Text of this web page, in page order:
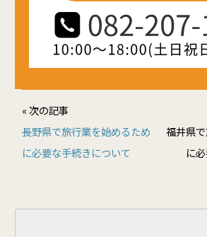
« 次の記事
長野県で旅行業を始めるため
に必要な手続きについて
福井県
に